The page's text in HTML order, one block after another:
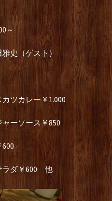
～
史（ゲスト）
ツカレー￥1.000
ーソース￥850
ラダ￥600 他